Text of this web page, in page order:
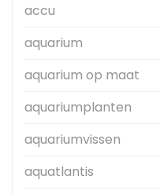
accu
aquarium
aquarium op maat
aquariumplanten
aquariumvissen
aquatlantis